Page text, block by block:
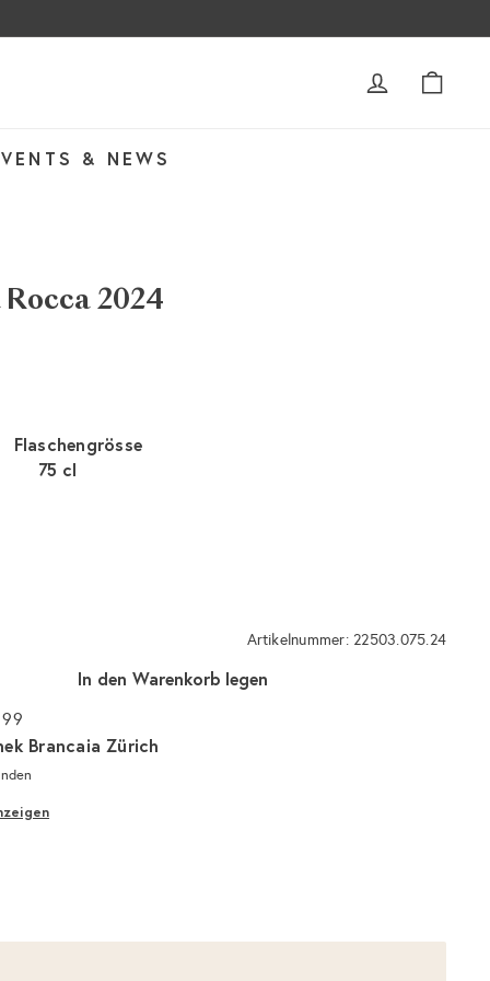
ACCOUNT
& NEWS
Rocca 2024
Flaschengrösse
75 cl
Artikelnummer: 22503.075.24
In den Warenkorb legen
Brancaia Zürich